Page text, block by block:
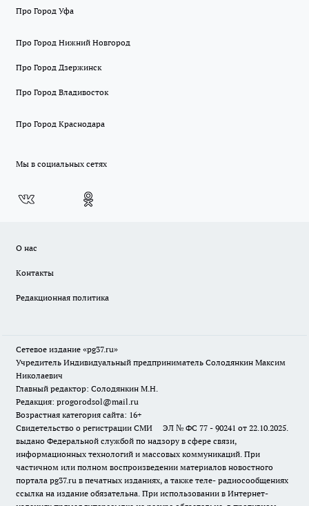
Про Город Уфа
Про Город Нижний Новгород
Про Город Дзержинск
Про Город Владивосток
Про Город Краснодара
Мы в социальных сетях
О нас
Контакты
Редакционная политика
Сетевое издание «pg37.ru»
Учредитель Индивидуальный предприниматель Солодянкин Максим
Николаевич
Главный редактор: Солодянкин М.Н.
Редакция: progorodsol@mail.ru
Возрастная категория сайта: 16+
Свидетельство о регистрации СМИ ЭЛ № ФС 77 - 90241 от 22.10.2025.
выдано Федеральной службой по надзору в сфере связи,
информационных технологий и массовых коммуникаций. При
частичном или полном воспроизведении материалов новостного
портала pg37.ru в печатных изданиях, а также теле- радиосообщениях
ссылка на издание обязательна. При использовании в Интернет-